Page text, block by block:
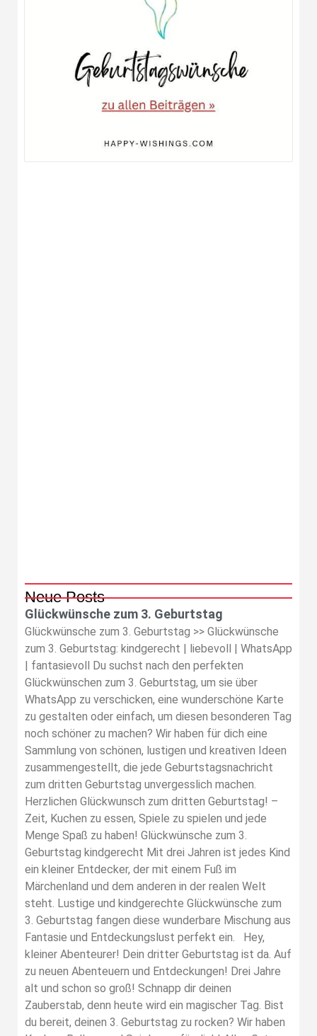
Neue Posts
Glückwünsche zum 3. Geburtstag
Glückwünsche zum 3. Geburtstag >> Glückwünsche
zum 3. Geburtstag: kindgerecht | liebevoll | WhatsApp
| fantasievoll Du suchst nach den perfekten
Glückwünschen zum 3. Geburtstag, um sie über
WhatsApp zu verschicken, eine wunderschöne Karte
zu gestalten oder einfach, um diesen besonderen Tag
noch schöner zu machen? Wir haben für dich eine
Sammlung von schönen, lustigen und kreativen Ideen
zusammengestellt, die jede Geburtstagsnachricht
zum dritten Geburtstag unvergesslich machen.
Herzlichen Glückwunsch zum dritten Geburtstag! –
Zeit, Kuchen zu essen, Spiele zu spielen und jede
Menge Spaß zu haben! Glückwünsche zum 3.
Geburtstag kindgerecht Mit drei Jahren ist jedes Kind
ein kleiner Entdecker, der mit einem Fuß im
Märchenland und dem anderen in der realen Welt
steht. Lustige und kindgerechte Glückwünsche zum
3. Geburtstag fangen diese wunderbare Mischung aus
Fantasie und Entdeckungslust perfekt ein. Hey,
kleiner Abenteurer! Dein dritter Geburtstag ist da. Auf
zu neuen Abenteuern und Entdeckungen! Drei Jahre
alt und schon so groß! Schnapp dir deinen
Zauberstab, denn heute wird ein magischer Tag. Bist
du bereit, deinen 3. Geburtstag zu rocken? Wir haben